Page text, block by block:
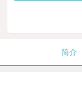
简介